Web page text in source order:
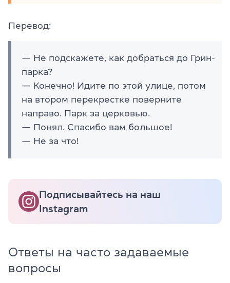
Перевод:
— Не подскажете, как добраться до Грин-
парка?
— Конечно! Идите по этой улице, потом
на втором перекрестке поверните
направо. Парк за церковью.
— Понял. Спасибо вам большое!
— Не за что!
Подписывайтесь на наш
Instagram
Ответы на часто задаваемые
вопросы